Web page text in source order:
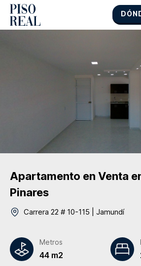
Apartamento en Venta
Pinares
Carrera 22 # 10-115 Jamundí
Metros
44 m2